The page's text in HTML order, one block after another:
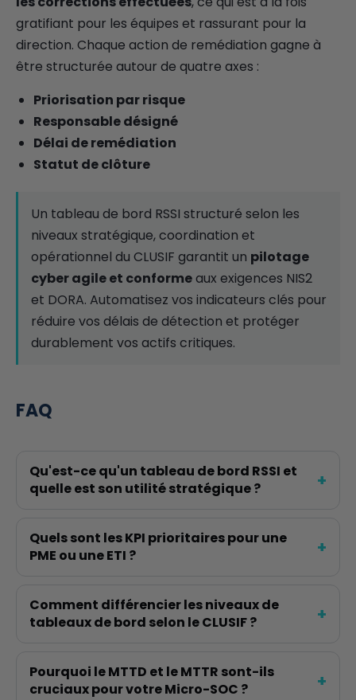
gratifiant pour les équipes et rassurant pour la
direction. Chaque action de remédiation gagne à
être structurée autour de quatre axes :
Priorisation par risque
Responsable désigné
Délai de remédiation
Statut de clôture
Un tableau de bord RSSI structuré selon les
niveaux stratégique, coordination et
opérationnel du CLUSIF garantit un pilotage
cyber agile et conformeaux exigences NIS2
et DORA. Automatisez vos indicateurs clés pour
réduire vos délais de détection et protéger
durablement vos actifs critiques.
FAQ
Qu'est-ce qu'un tableau de bord RSSI et
quelle est son utilité stratégique ?
Quels sont les KPI prioritaires pour une
PME ou une ETI ?
Comment différencier les niveaux de
tableaux de bord selon le CLUSIF ?
Pourquoi le MTTD et le MTTR sont-ils
cruciaux pour votre Micro-SOC ?